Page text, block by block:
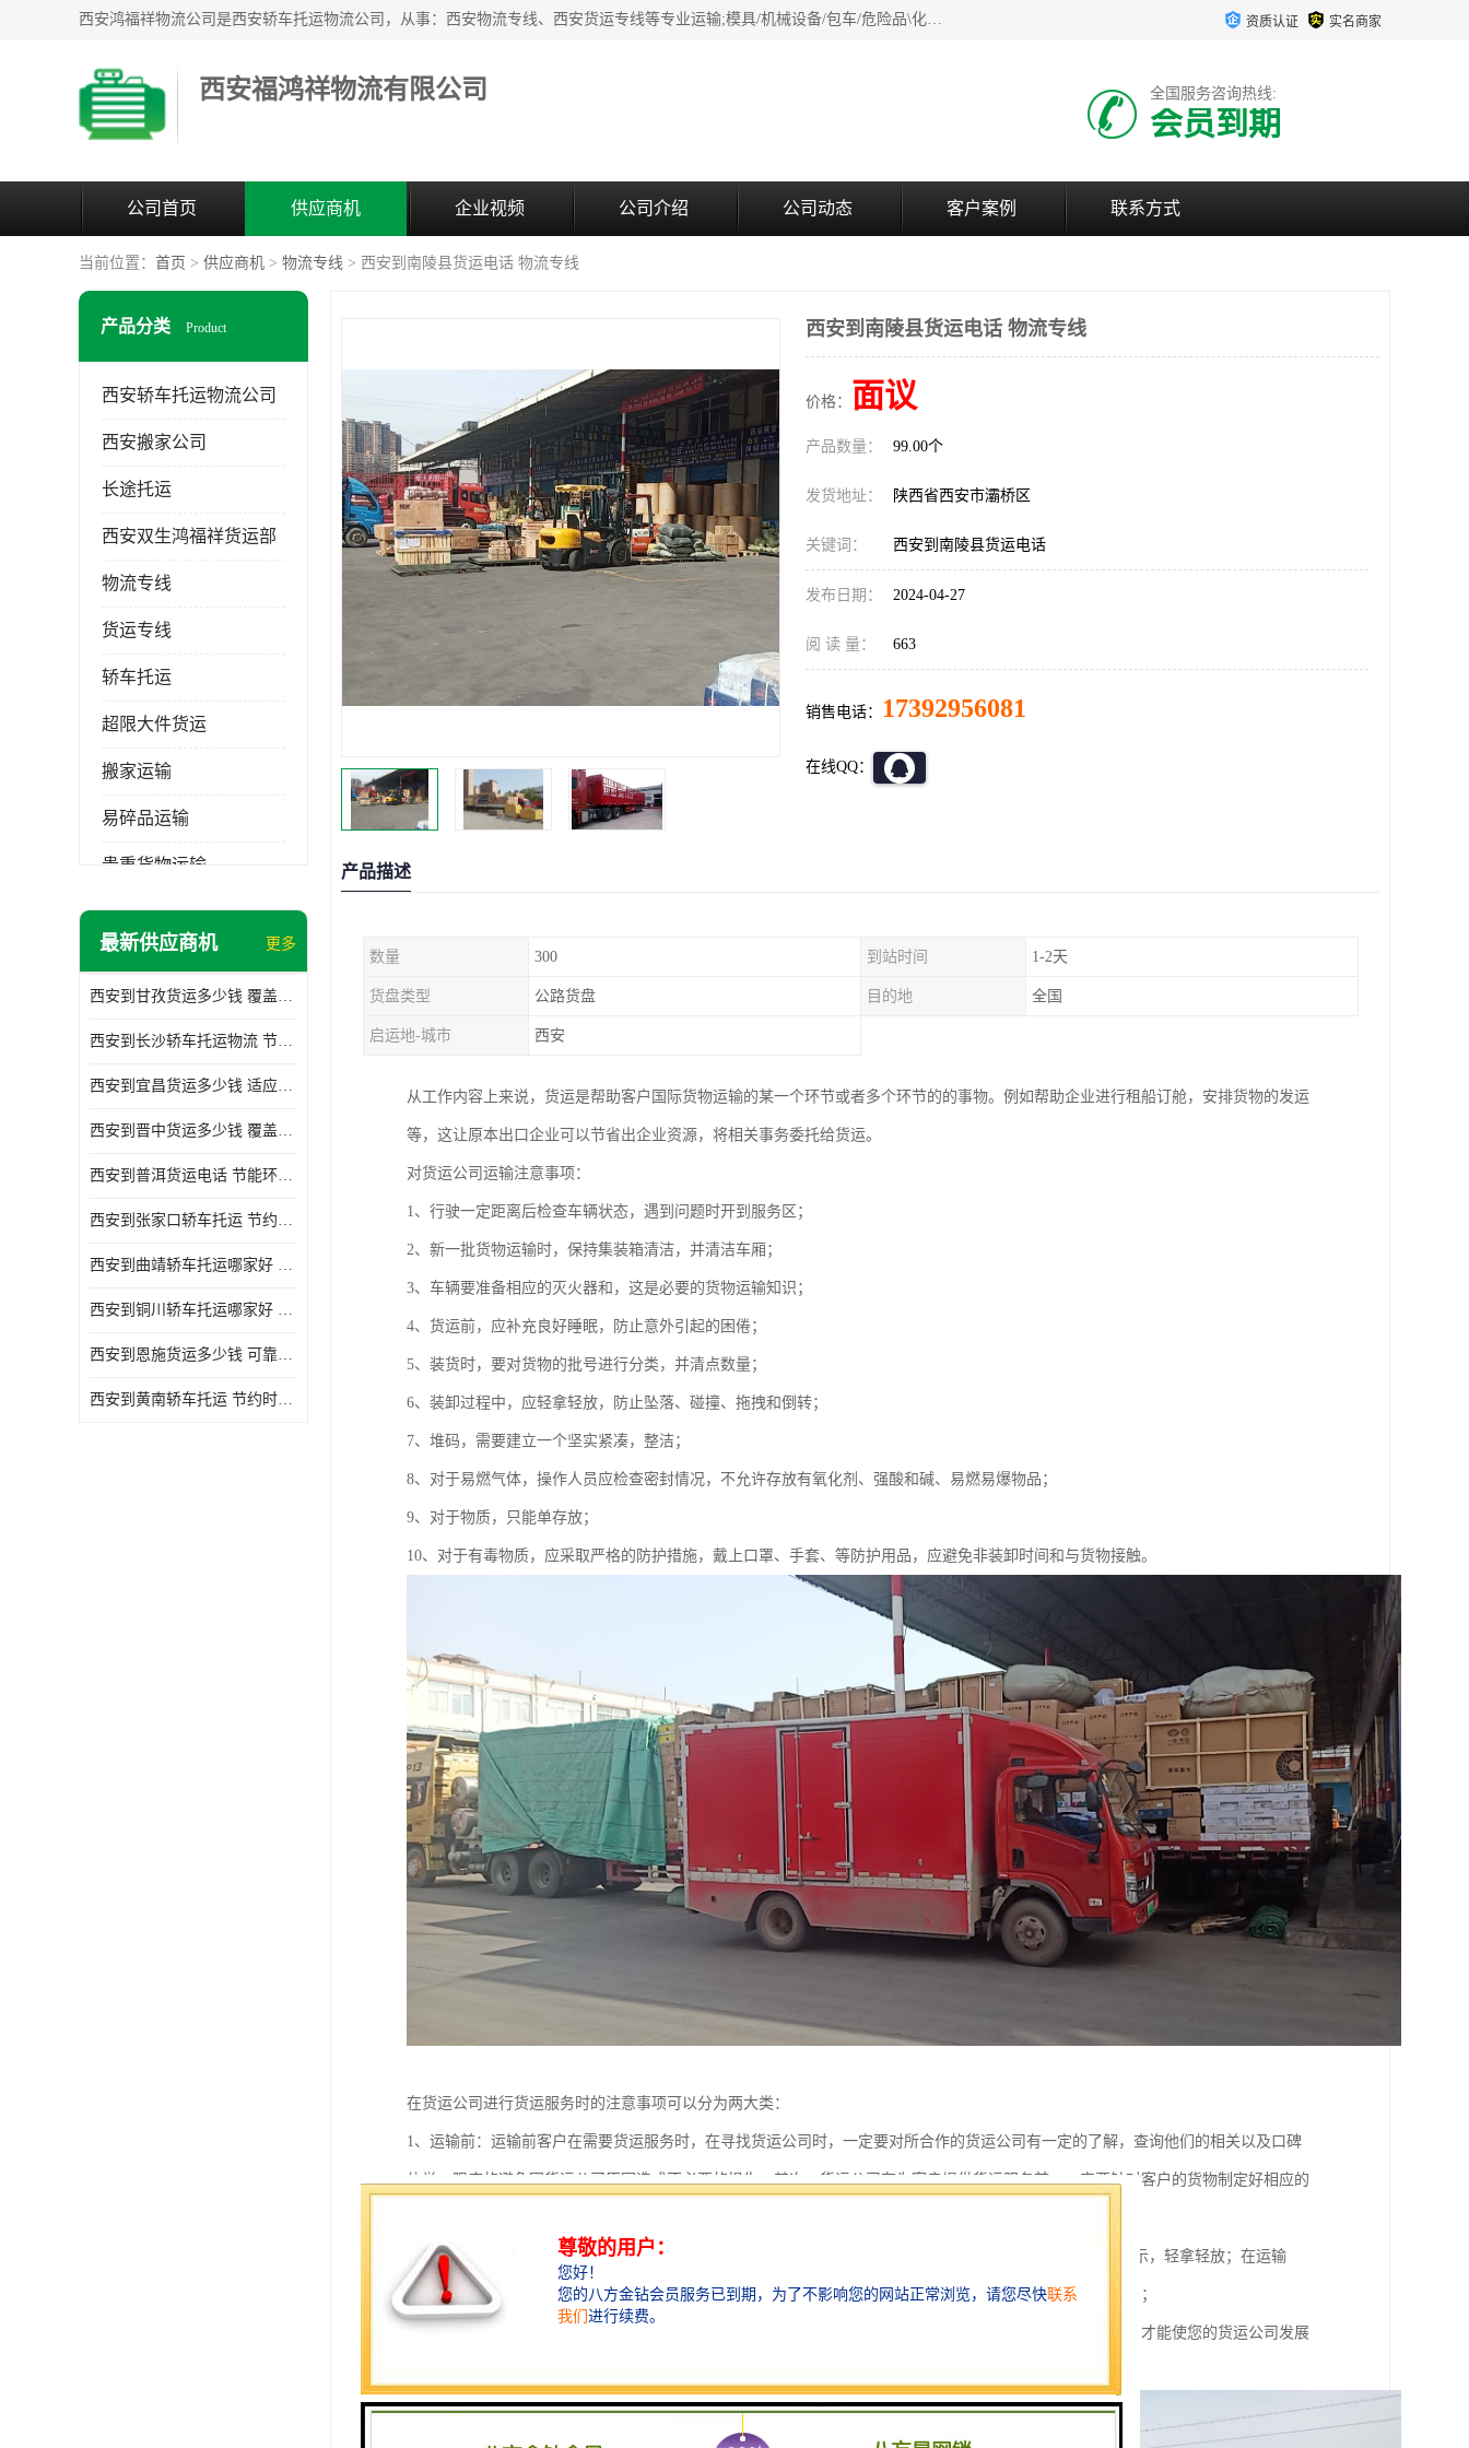
西安鸿福祥物流公司是西安轿车托运物流公司，从事：西安物流专线、西安货运专线等专业运输;模具/机械设备/包车/危险品\化工涂料/油漆机油\普通货物\食品\家具\贵重货物运输/易碎品运输/工艺品\行李\搬家运输等超限大件货物专业运输服务为一体。 资质认证 实名商家
西安福鸿祥物流有限公司 全国服务咨询热线:
会员到期
公司首页 供应商机 企业视频 公司介绍 公司动态 客户案例 联系方式
当前位置： 首页 > 供应商机 > 物流专线 > 西安到南陵县货运电话 物流专线
产品分类 Product
西安轿车托运物流公司
西安搬家公司
长途托运
西安双生鸿福祥货运部
物流专线
货运专线
轿车托运
超限大件货运
搬家运输
易碎品运输
贵重货物运输
普通货物
危险品运输
最新供应商机 更多
西安到甘孜货运多少钱 覆盖面广 降低运输成本
西安到长沙轿车托运物流 节约时间 为客户节省大量时间和能源
西安到宜昌货运多少钱 适应能力强 降低运输成本
西安到晋中货运多少钱 覆盖面广 一站式运输
西安到普洱货运电话 节能环保 灵活性高 持续性长
西安到张家口轿车托运 节约时间 随时查询车辆时实位置
西安到曲靖轿车托运哪家好 方便快捷 用户享受上门提送车辆
西安到铜川轿车托运哪家好 节约时间精力 在途运输一对一客服
西安到恩施货运多少钱 可靠性高 灵活性高 持续性长
西安到黄南轿车托运 节约时间 随时查询车辆时实位置
西安到南陵县货运电话 物流专线
价格： 面议
产品数量： 99.00个
发货地址： 陕西省西安市灞桥区
关键词： 西安到南陵县货运电话
发布日期： 2024-04-27
阅 读 量： 663
销售电话： 17392956081
在线QQ：
产品描述
数量 300 到站时间 1-2天
货盘类型 公路货盘 目的地 全国
启运地-城市 西安
从工作内容上来说，货运是帮助客户国际货物运输的某一个环节或者多个环节的的事物。例如帮助企业进行租船订舱，安排货物的发运
等，这让原本出口企业可以节省出企业资源，将相关事务委托给货运。
对货运公司运输注意事项：
1、行驶一定距离后检查车辆状态，遇到问题时开到服务区；
2、新一批货物运输时，保持集装箱清洁，并清洁车厢；
3、车辆要准备相应的灭火器和，这是必要的货物运输知识；
4、货运前，应补充良好睡眠，防止意外引起的困倦；
5、装货时，要对货物的批号进行分类，并清点数量；
6、装卸过程中，应轻拿轻放，防止坠落、碰撞、拖拽和倒转；
7、堆码，需要建立一个坚实紧凑，整洁；
8、对于易燃气体，操作人员应检查密封情况，不允许存放有氧化剂、强酸和碱、易燃易爆物品；
9、对于物质，只能单存放；
10、对于有毒物质，应采取严格的防护措施，戴上口罩、手套、等防护用品，应避免非装卸时间和与货物接触。
在货运公司进行货运服务时的注意事项可以分为两大类：
1、运输前：运输前客户在需要货运服务时，在寻找货运公司时，一定要对所合作的货运公司有一定的了解，查询他们的相关以及口碑
信誉，限度的避免因货运公司原因造成不必要的损失；其次，货运公司在为客户提供货运服务前，一定要针对客户的货物制定好相应的
2、运输时：在运输时，货运公司，一定要做好客户货物的安全保障工作，比如：易碎物品一定要贴上标签警示，轻拿轻放；在运输
时，还要做好面单的保管，面单是货运公司于客户之间合同的体现，在货运服务未完之前不得遗失与转让他人；
一个好的货运公司，一定要有一套完成的管理体系以及运营方案，这些是重要的基础，只有在拥有这些基础，才能使您的货运公司发展